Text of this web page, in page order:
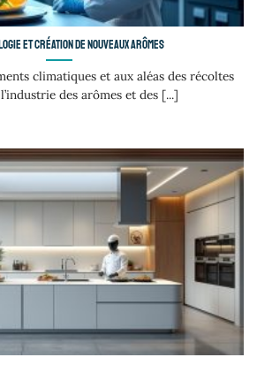
et création de nouveaux arômes
climatiques et aux aléas des récoltes
des arômes et des [...]